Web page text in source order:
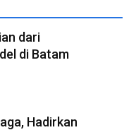
dari
di Batam
Hadirkan